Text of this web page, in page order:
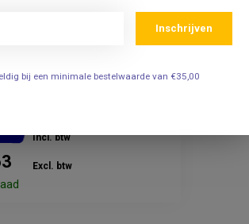
Incl. btw
Excl. btw
Inschrijven
bij een minimale bestelwaarde van €35,00